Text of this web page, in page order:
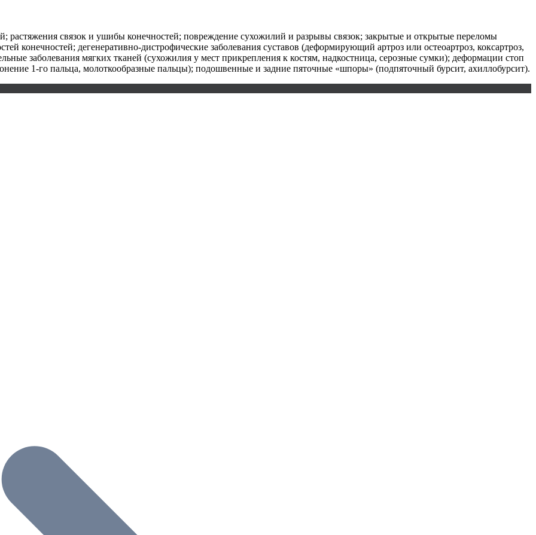
растяжения связок и ушибы конечностей; повреждение сухожилий и разрывы связок; закрытые и открытые переломы
конечностей; дегенеративно-дистрофические заболевания суставов (деформирующий артроз или остеоартроз, коксартроз,
заболевания мягких тканей (сухожилия у мест прикрепления к костям, надкостница, серозные сумки); деформации стоп
1-го пальца, молоткообразные пальцы); подошвенные и задние пяточные «шпоры» (подпяточный бурсит, ахиллобурсит).